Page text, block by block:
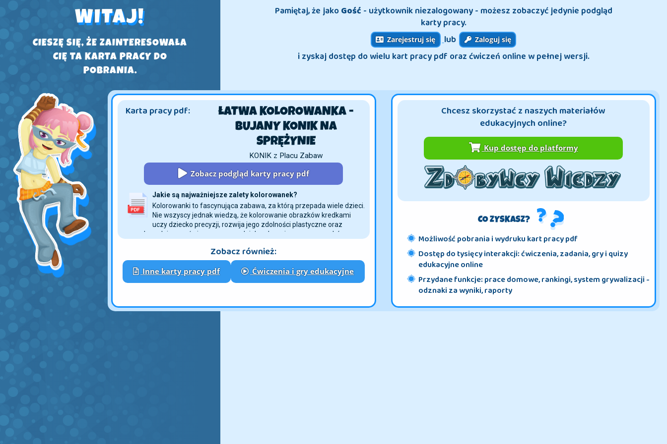
WITAJ!
CIESZĘ SIĘ, ŻE ZAINTERESOWAŁA
CIĘ TA KARTA PRACY DO
POBRANIA.
Pamiętaj, że jakoGość - użytkownik niezalogowany - możesz zobaczyć jedynie podgląd
karty pracy.
Zarejestruj się lub Zaloguj się
i zyskaj dostęp do wielu kart pracy pdf oraz ćwiczeń online w pełnej wersji.
Karta pracy pdf:
ŁATWA KOLOROWANKA -
BUJANY KONIK
NA SPRĘŻYNIE
KONIK z Placu Zabaw
Zobacz podgląd karty pracy pdf
Jakie są najważniejsze zalety kolorowanek?
Kolorowanki to fascynująca zabawa, za którą przepada wiele dzieci.
Nie wszyscy jednak wiedzą, że kolorowanie obrazków kredkami
uczy dziecko precyzji, rozwija jego zdolności plastyczne oraz
pozwala podejmować pierwsze samodzielne decyzje, np. przez wybór
konika z placu zabaw, jeśli zależy ci, by twoja pociecha pożytecznie spędziła
swój czas wolny. Możesz też podsunąć malcowi inne kolorowanki, np.: las,
lody, kucharz.
Zobacz również:
Inne karty pracy pdf Ćwiczenia i gry edukacyjne
Chcesz skorzystać z naszych materiałów
edukacyjnych online?
Kup dostęp do platformy
CO ZYSKASZ?
Możliwość pobrania i wydruku kart pracy pdf
Dostęp do tysięcy interakcji: ćwiczenia, zadania, gry i quizy
edukacyjne online
Przydane funkcje: prace domowe, rankingi, system grywalizacji -
odznaki za wyniki, raporty